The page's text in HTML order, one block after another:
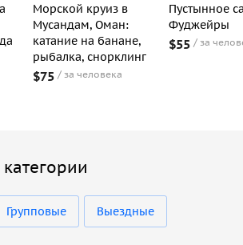
Морской круиз в
Мусандам, Оман:
катание на банане,
рыбалка, снорклинг
$75 за человека
Пустынное
Фуджейры
$55 за
Групповые Выездные